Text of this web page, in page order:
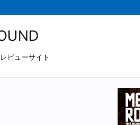
ビューサイト